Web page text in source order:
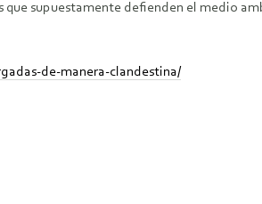
supuestamente defienden el medio
de-manera-clandestina/